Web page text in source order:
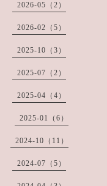
2026-05（2）
2026-02（5）
2025-10（3）
2025-07（2）
2025-04（4）
2025-01（6）
2024-10（11）
2024-07（5）